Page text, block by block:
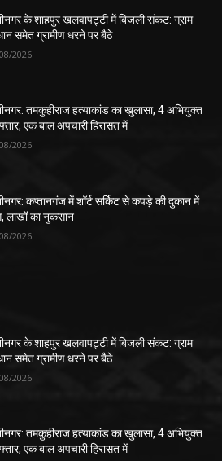
के शाहपुर खलवापट्टी में बिजली संकट: ग्राम
समेत ग्रामीण धरने पर बैठे
2026
तमकुहीराज हत्याकांड का खुलासा, 4 अभियुक्त
एक बाल अपचारी हिरासत में
2026
कप्तानगंज में शॉर्ट सर्किट से कपड़े की दुकान में
लाखों का नुकसान
2026
के शाहपुर खलवापट्टी में बिजली संकट: ग्राम
समेत ग्रामीण धरने पर बैठे
2026
तमकुहीराज हत्याकांड का खुलासा, 4 अभियुक्त
एक बाल अपचारी हिरासत में